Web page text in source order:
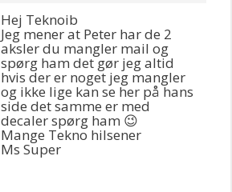
Hej Teknoib
Jeg mener at Peter har de 2
aksler du mangler mail og
spørg ham det gør jeg altid
hvis der er noget jeg mangler
og ikke lige kan se her på hans
side det samme er med
decaler spørg ham 😉
Mange Tekno hilsener
Ms Super